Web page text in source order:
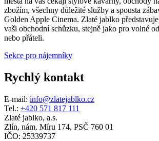
zbožím, všechny důležité služby a spousta
Golden Apple Cinema. Zlaté jablko
vaši obchodní schůzku, stejně jako pro volné
nebo přáteli.
Sekce pro nájemníky
Rychlý kontakt
E-mail: info@zlatejablko.cz
Tel.: +420 571 817 111
Zlaté jablko, a.s.
Zlín, nám. Míru 174, PSČ 760 01
IČO: 25339737